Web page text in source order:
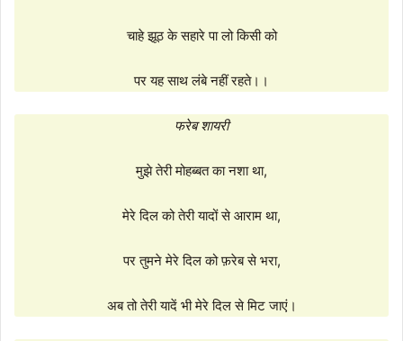
चाहे झूठ के सहारे पा लो किसी को
पर यह साथ लंबे नहीं रहते।।
फरेब शायरी
मुझे तेरी मोहब्बत का नशा था,
मेरे दिल को तेरी यादों से आराम था,
पर तुमने मेरे दिल को फ़रेब से भरा,
अब तो तेरी यादें भी मेरे दिल से मिट जाएं।